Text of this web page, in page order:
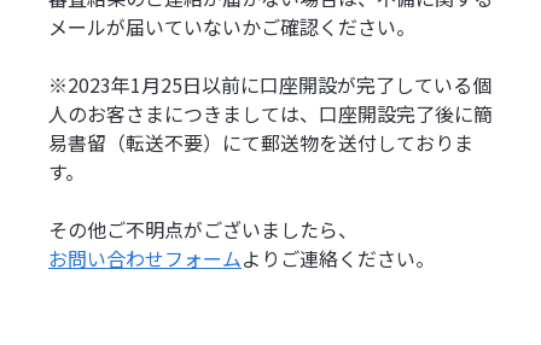
メールが届いていないかご確認ください。
※2023年1月25日以前に口座開設が完了している個
人のお客さまにつきましては、口座開設完了後に簡
易書留（転送不要）にて郵送物を送付しておりま
す。
その他ご不明点がございましたら、
お問い合わせフォームよりご連絡ください。